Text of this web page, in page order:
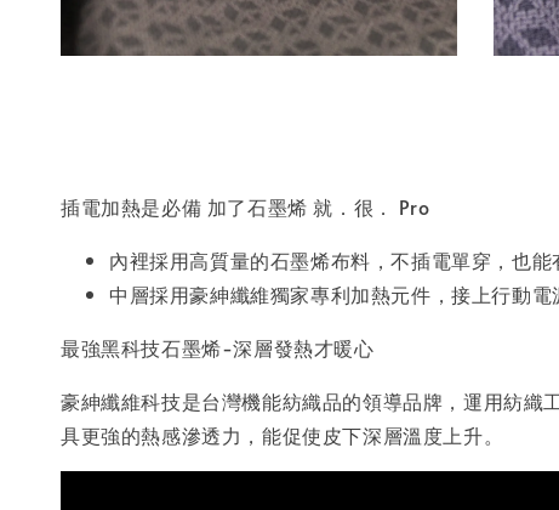
插電加熱是必備 加了石墨烯 就．很． Pro
內裡採用高質量的石墨烯布料，不插電單穿，也能
中層採用豪紳纖維獨家專利加熱元件，接上行動電
最強黑科技石墨烯-深層發熱才暖心
豪紳纖維科技是台灣機能紡織品的領導品牌，運用紡織
具更強的熱感滲透力，能促使皮下深層溫度上升。